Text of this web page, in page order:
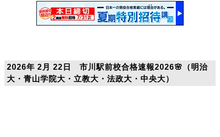
2026年 2月 22日 市川駅前校合格速報2026🌸（明治
大・青山学院大・立教大・法政大・中央大）